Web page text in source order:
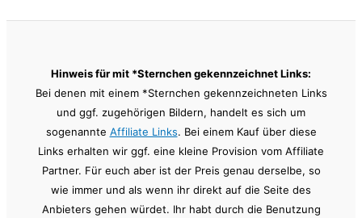
Hinweis für mit *Sternchen gekennzeichnet Links:
Bei denen mit einem *Sternchen gekennzeichneten Links
und ggf. zugehörigen Bildern, handelt es sich um
sogenannte Affiliate Links. Bei einem Kauf über diese
Links erhalten wir ggf. eine kleine Provision vom Affiliate
Partner. Für euch aber ist der Preis genau derselbe, so
wie immer und als wenn ihr direkt auf die Seite des
Anbieters gehen würdet. Ihr habt durch die Benutzung